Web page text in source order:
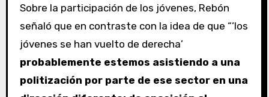
Sobre la participación de los jóvenes, Rebón
señaló que en contraste con la idea de que “‘los
jóvenes se han vuelto de derecha’
probablemente estemos asistiendo a una
politización por parte de ese sector en una